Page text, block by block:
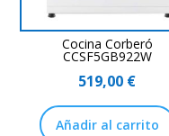
Cocina Corberó
CCSF5GB922W
519,00 €
Añadir al carrito